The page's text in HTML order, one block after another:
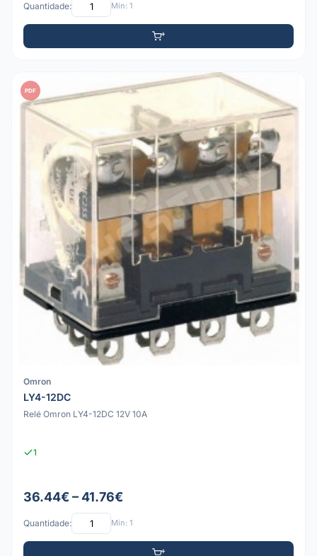
Quantidade: Mín: 1
PDF
Omron
LY4-12DC
Relé Omron LY4-12DC 12V 10A
1
36.44€ – 41.76€
Quantidade: Mín: 1